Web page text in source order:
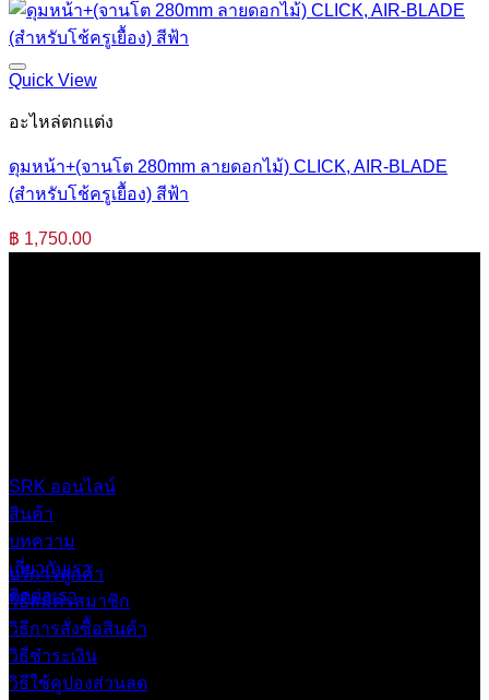
Quick View
อะไหล่ตกแต่ง
ดุมหน้า+(จานโต 280mm ลายดอกไม้) CLICK, AIR-BLADE
(สำหรับโช้ครูเยื้อง) สีฟ้า
฿ 1,750.00
SRK ออนไลน์
สินค้า
บทความ
เกี่ยวกับเรา
ติดต่อเรา
บริการลูกค้า
วิธีสมัครสมาชิก
วิธีการสั่งซื้อสินค้า
วิธีชำระเงิน
วิธีใช้คูปองส่วนลด